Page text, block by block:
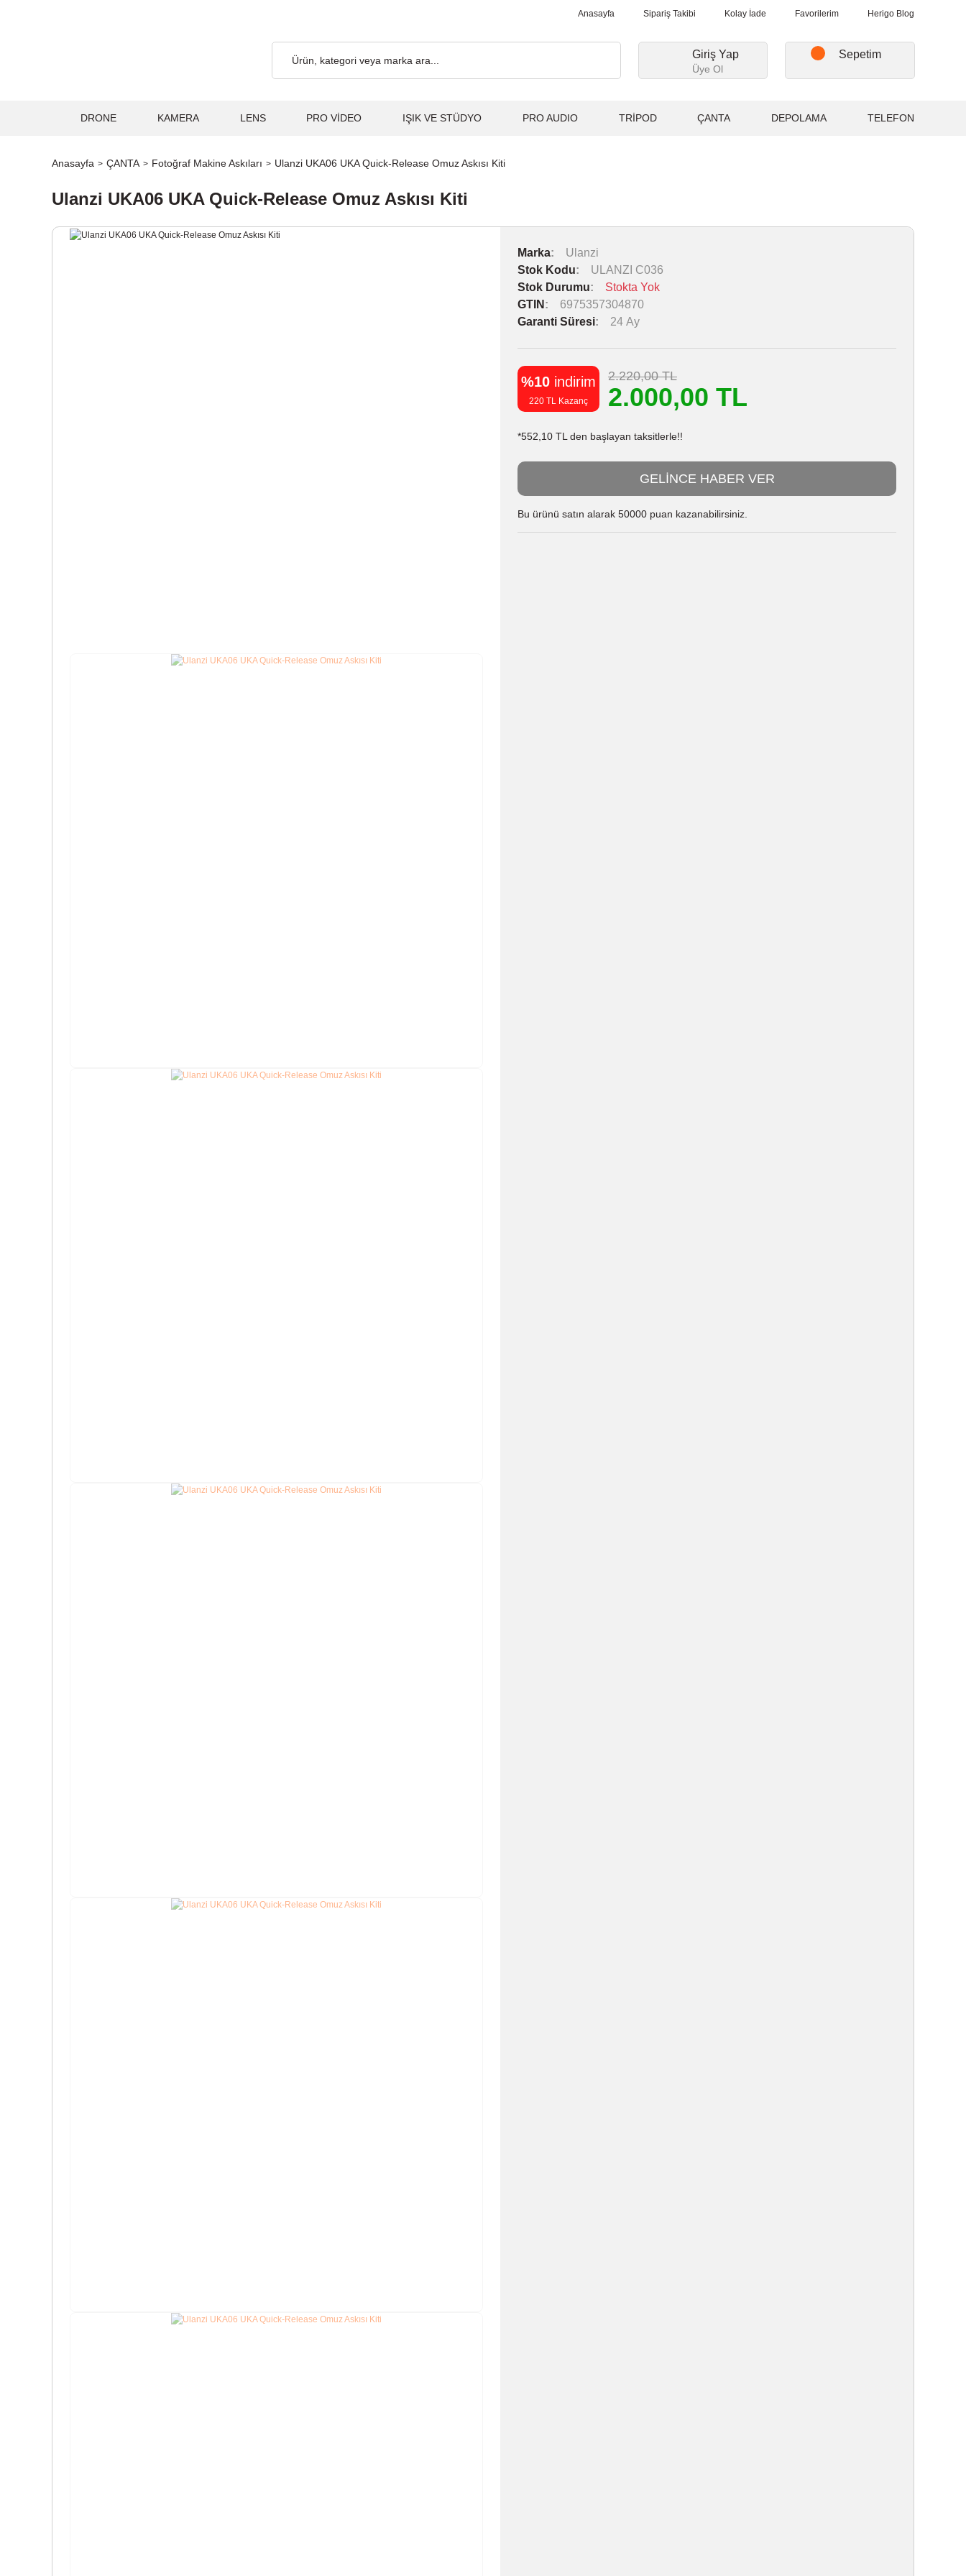
Anasayfa Sipariş Takibi Kolay İade Favorilerim Herigo Blog
Giriş Yap
Üye Ol
Sepetim
DRONE KAMERA LENS PRO VİDEO IŞIK VE STÜDYO PRO AUDIO TRİPOD ÇANTA DEPOLAMA TELEFON
Anasayfa ÇANTA Fotoğraf Makine Askıları Ulanzi UKA06 UKA Quick-Release Omuz Askısı Kiti
Ulanzi UKA06 UKA Quick-Release Omuz Askısı Kiti
Marka
Ulanzi
Stok Kodu
ULANZI C036
Stok Durumu
Stokta Yok
GTIN
6975357304870
Garanti Süresi
24 Ay
%10 indirim
220 TL Kazanç
2.220,00 TL
2.000,00 TL
*552,10 TL den başlayan taksitlerle!!
GELİNCE HABER VER
Bu ürünü satın alarak 50000 puan kazanabilirsiniz.
2.000₺ ve Üzeri Alışverişlerde, Kargo Ücretsiz... 2.000₺ ve Üzeri Alışverişlerde, Kargo Ücretsiz... 2.000₺ ve Üzeri Alışverişlerde, Kargo Ücretsiz... 2.000₺ ve Üzeri Alışverişlerde,